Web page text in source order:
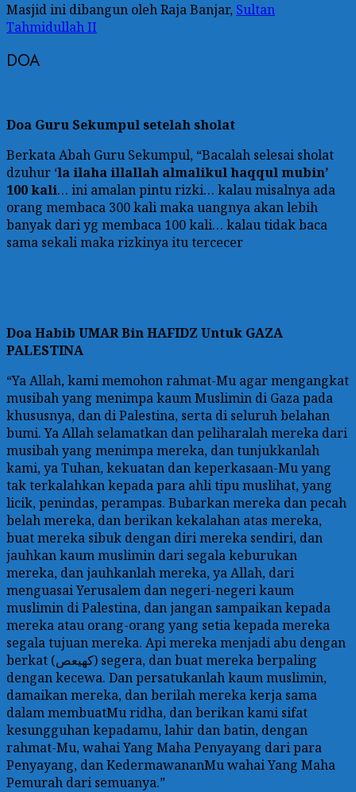
Masjid ini dibangun oleh Raja Banjar, Sultan
Tahmidullah II
DOA
Doa Guru Sekumpul setelah sholat
Berkata Abah Guru Sekumpul, “Bacalah selesai sholat
dzuhur ‘la ilaha illallah almalikul haqqul mubin’
100 kali… ini amalan pintu rizki… kalau misalnya ada
orang membaca 300 kali maka uangnya akan lebih
banyak dari yg membaca 100 kali… kalau tidak baca
sama sekali maka rizkinya itu tercecer
DoaHabib UMAR Bin HAFIDZ Untuk GAZA
PALESTINA
“Ya Allah, kami memohon rahmat-Mu agar mengangkat
musibah yang menimpa kaum Muslimin di Gaza pada
khususnya, dan di Palestina, serta di seluruh belahan
bumi. Ya Allah selamatkan dan peliharalah mereka dari
musibah yang menimpa mereka, dan tunjukkanlah
kami, ya Tuhan, kekuatan dan keperkasaan-Mu yang
tak terkalahkan kepada para ahli tipu muslihat, yang
licik, penindas, perampas. Bubarkan mereka dan pecah
belah mereka, dan berikan kekalahan atas mereka,
buat mereka sibuk dengan diri mereka sendiri, dan
jauhkan kaum muslimin dari segala keburukan
mereka, dan jauhkanlah mereka, ya Allah, dari
menguasai Yerusalem dan negeri-negeri kaum
muslimin di Palestina, dan jangan sampaikan kepada
mereka atau orang-orang yang setia kepada mereka
segala tujuan mereka. Api mereka menjadi abu dengan
berkat (كهيعص) segera, dan buat mereka berpaling
dengan kecewa. Dan persatukanlah kaum muslimin,
damaikan mereka, dan berilah mereka kerja sama
dalam membuatMu ridha, dan berikan kami sifat
kesungguhan kepadamu, lahir dan batin, dengan
rahmat-Mu, wahai Yang Maha Penyayang dari para
Penyayang, dan KedermawananMu wahai Yang Maha
Pemurah dari semuanya.”